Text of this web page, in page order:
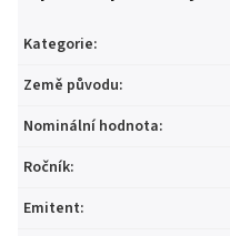
Kategorie:
Země původu:
Nominální hodnota:
Ročník:
Emitent: